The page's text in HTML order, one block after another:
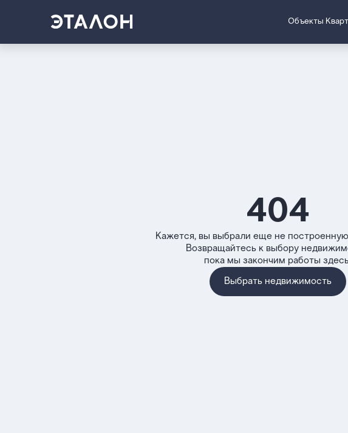
Объекты
404
Кажется, вы выбрали еще не
Возвращайтесь к выбору
пока мы закончим работы
Выбрать недвижимость